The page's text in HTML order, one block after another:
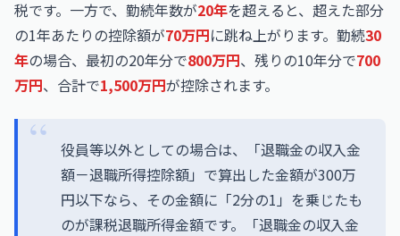
税です。一方で、勤続年数が20年を超えると、超えた部分
の1年あたりの控除額が70万円に跳ね上がります。勤続30
年の場合、最初の20年分で800万円、残りの10年分で700
万円、合計で1,500万円が控除されます。
役員等以外としての場合は、「退職金の収入金
額－退職所得控除額」で算出した金額が300万
円以下なら、その金額に「2分の1」を乗じたも
のが課税退職所得金額です。「退職金の収入金